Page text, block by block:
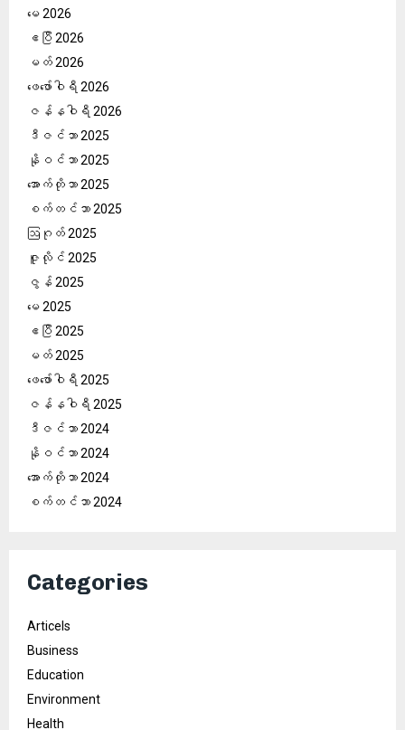
မေ 2026
ဧပြီ 2026
မတ် 2026
ဖေ‌ဖော်ဝါရီ 2026
ဇန်နဝါရီ 2026
ဒီဇင်ဘာ 2025
နိုဝင်ဘာ 2025
အောက်တိုဘာ 2025
စက်တင်ဘာ 2025
ဩဂုတ် 2025
ဇူလိုင် 2025
ဇွန် 2025
မေ 2025
ဧပြီ 2025
မတ် 2025
ဖေ‌ဖော်ဝါရီ 2025
ဇန်နဝါရီ 2025
ဒီဇင်ဘာ 2024
နိုဝင်ဘာ 2024
အောက်တိုဘာ 2024
စက်တင်ဘာ 2024
Categories
Articels
Business
Education
Environment
Health